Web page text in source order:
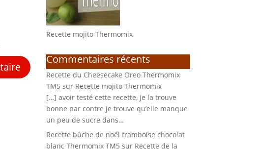
Recette mojito Thermomix
Commentaires récents
Recette du Cheesecake Oreo Thermomix
TM5 sur Recette mojito Thermomix
[…] avoir testé cette recette, je la trouve
bonne par contre je trouve qu’elle manque
un peu de sucre dans…
Recette bûche de noël framboise chocolat
blanc Thermomix TM5 sur Recette de la